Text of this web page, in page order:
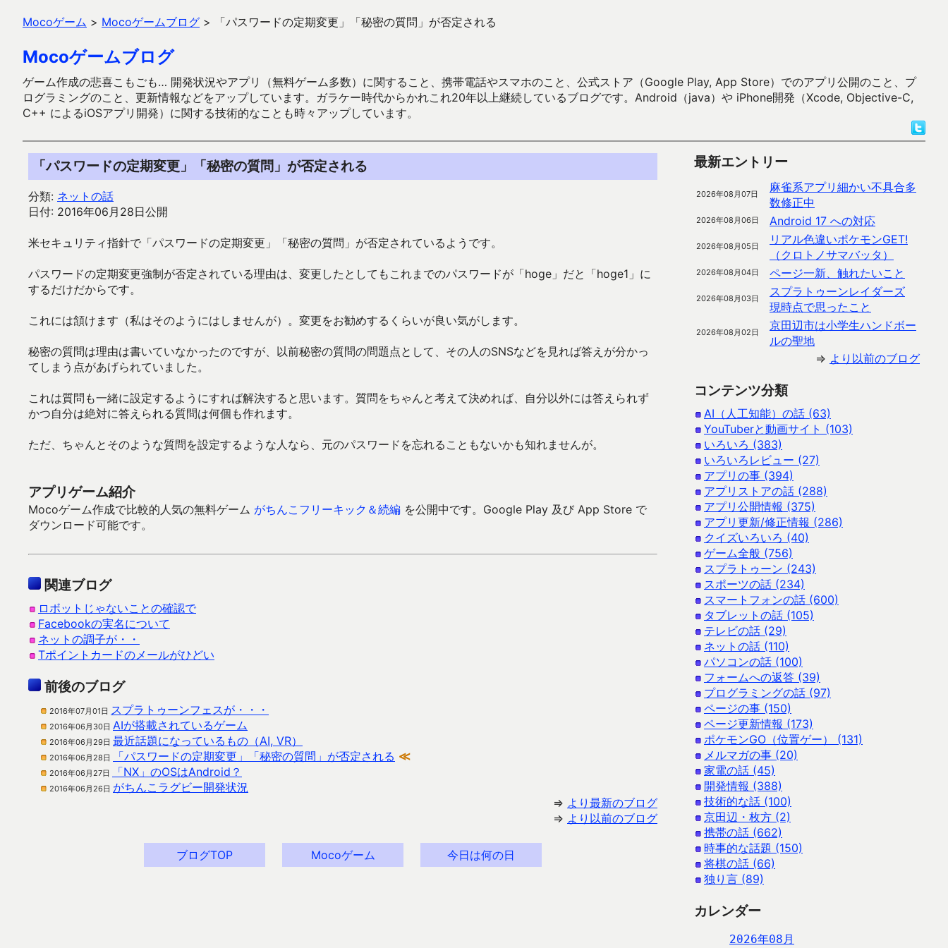
Mocoゲーム > Mocoゲームブログ > 「パスワードの定期変更」「秘密の質問」が否定される
Mocoゲームブログ
ゲーム作成の悲喜こもごも… 開発状況やアプリ（無料ゲーム多数）に関すること、携帯電話やスマホのこと、公式ストア（Google Play, App Store）でのアプリ公開のこと、プ
ログラミングのこと、更新情報などをアップしています。ガラケー時代からかれこれ20年以上継続しているブログです。Android（java）や iPhone開発（Xcode, Objective-C,
C++ によるiOSアプリ開発）に関する技術的なことも時々アップしています。
「パスワードの定期変更」「秘密の質問」が否定される
分類: ネットの話
日付: 2016年06月28日公開
米セキュリティ指針で「パスワードの定期変更」「秘密の質問」が否定されているようです。
パスワードの定期変更強制が否定されている理由は、変更したとしてもこれまでのパスワードが「hoge」だと「hoge1」に
するだけだからです。
これには頷けます（私はそのようにはしませんが）。変更をお勧めするくらいが良い気がします。
秘密の質問は理由は書いていなかったのですが、以前秘密の質問の問題点として、その人のSNSなどを見れば答えが分かっ
てしまう点があげられていました。
これは質問も一緒に設定するようにすれば解決すると思います。質問をちゃんと考えて決めれば、自分以外には答えられず
かつ自分は絶対に答えられる質問は何個も作れます。
ただ、ちゃんとそのような質問を設定するような人なら、元のパスワードを忘れることもないかも知れませんが。
アプリゲーム紹介
Mocoゲーム作成で比較的人気の無料ゲーム がちんこフリーキック＆続編 を公開中です。Google Play 及び App Store で
ダウンロード可能です。
関連ブログ
ロボットじゃないことの確認で
Facebookの実名について
ネットの調子が・・
Tポイントカードのメールがひどい
前後のブログ
2016年07月01日 スプラトゥーンフェスが・・・
2016年06月30日 AIが搭載されているゲーム
2016年06月29日 最近話題になっているもの（AI, VR）
2016年06月28日 「パスワードの定期変更」「秘密の質問」が否定される ≪
2016年06月27日 「NX」のOSはAndroid？
2016年06月26日 がちんこラグビー開発状況
⇒ より最新のブログ
⇒ より以前のブログ
ブログTOP Mocoゲーム 今日は何の日
最新エントリー
2026年08月07日
麻雀系アプリ細かい不具合多
数修正中
2026年08月06日 Android 17 への対応
2026年08月05日
リアル色違いポケモンGET!
（クロトノサマバッタ）
2026年08月04日 ページ一新、触れたいこと
2026年08月03日
スプラトゥーンレイダーズ
現時点で思ったこと
2026年08月02日
京田辺市は小学生ハンドボー
ルの聖地
⇒ より以前のブログ
コンテンツ分類
AI（人工知能）の話 (63)
YouTuberと動画サイト (103)
いろいろ (383)
いろいろレビュー (27)
アプリの事 (394)
アプリストアの話 (288)
アプリ公開情報 (375)
アプリ更新/修正情報 (286)
クイズいろいろ (40)
ゲーム全般 (756)
スプラトゥーン (243)
スポーツの話 (234)
スマートフォンの話 (600)
タブレットの話 (105)
テレビの話 (29)
ネットの話 (110)
パソコンの話 (100)
フォームへの返答 (39)
プログラミングの話 (97)
ページの事 (150)
ページ更新情報 (173)
ポケモンGO（位置ゲー） (131)
メルマガの事 (20)
家電の話 (45)
開発情報 (388)
技術的な話 (100)
京田辺・枚方 (2)
携帯の話 (662)
時事的な話題 (150)
将棋の話 (66)
独り言 (89)
カレンダー
2026年08月